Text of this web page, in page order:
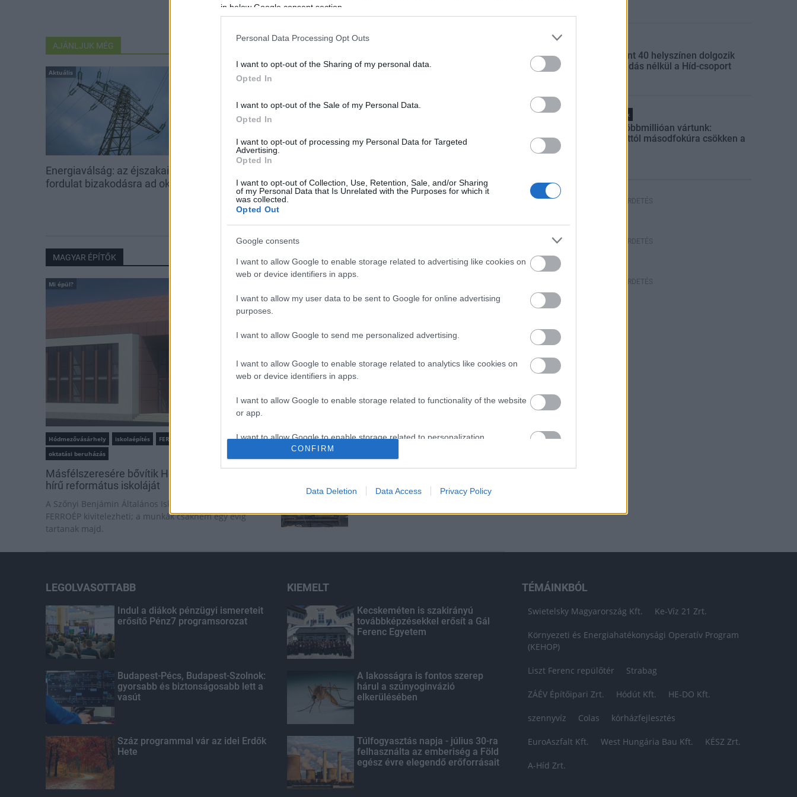
in below Google consent section.
Personal Data Processing Opt Outs
I want to opt-out of the Sharing of my personal data.
Opted In
I want to opt-out of the Sale of my Personal Data.
Opted In
I want to opt-out of processing my Personal Data for Targeted
Advertising.
Opted In
I want to opt-out of Collection, Use, Retention, Sale, and/or Sharing
of my Personal Data that Is Unrelated with the Purposes for which it
was collected.
Opted Out
Google consents
I want to allow Google to enable storage related to advertising like cookies on
web or device identifiers in apps.
I want to allow my user data to be sent to Google for online advertising
purposes.
I want to allow Google to send me personalized advertising.
I want to allow Google to enable storage related to analytics like cookies on
web or device identifiers in apps.
I want to allow Google to enable storage related to functionality of the website
or app.
I want to allow Google to enable storage related to personalization.
CONFIRM
Data Deletion Data Access Privacy Policy
AJÁNLJUK MÉG
Aktuális
Energiaválság: az éjszakai
fordulat bizakodásra ad okot
kedden üzemben tartható az
utolsó turbina
hatása a környezetre, hogy a
Duna vizét némileg felmelegíti
MAGYAR ÉPÍTŐK
Mi épül?
Hódmezővásárhely iskolaépítés
FERROÉP Zrt.
oktatási beruházás
Másfélszeresére bővítik Hódmezővásárhely jó
hírű református iskoláját
A Szőnyi Benjámin Általános Iskola fejlesztését a
FERROÉP kivitelezheti; a munkák csaknem egy évig
tartanak majd.
be a Flórián téri felüljárón
mérföldköve a felülvizsgálat
árnyékában?
és közműhálózatának fejlesztése
Egyetlen, fél évszázados
Több mint 40 helyszínen dolgozik
fennakadás nélkül a Híd-csoport
Helyi hírek
Amire többmillióan vártunk:
szombattól másodfokúra csökken a
HIRDETÉS
HIRDETÉS
HIRDETÉS
LEGOLVASOTTABB
Indul a diákok pénzügyi ismereteit
erősítő Pénz7 programsorozat
Budapest-Pécs, Budapest-Szolnok:
gyorsabb és biztonságosabb lett a
vasút
Száz programmal vár az idei Erdők
Hete
KIEMELT
Kecskeméten is szakirányú
továbbképzésekkel erősít a Gál
Ferenc Egyetem
A lakosságra is fontos szerep
hárul a szúnyoginvázió
elkerülésében
Túlfogyasztás napja - július 30-ra
felhasználta az emberiség a Föld
egész évre elegendő erőforrásait
TÉMÁINKBÓL
Swietelsky Magyarország Kft. Ke-Víz 21 Zrt.
Környezeti és Energiahatékonysági Operatív Program
(KEHOP)
Liszt Ferenc repülőtér Strabag
ZÁÉV Építőipari Zrt. Hódút Kft. HE-DO Kft.
szennyvíz Colas kórházfejlesztés
EuroAszfalt Kft. West Hungária Bau Kft. KÉSZ Zrt.
A-Híd Zrt.